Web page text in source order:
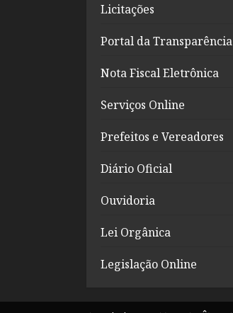
Licitações
Portal da Transparência
Nota Fiscal Eletrônica
Serviços Online
Prefeitos e Vereadores
Diário Oficial
Ouvidoria
Lei Orgânica
Legislação Online